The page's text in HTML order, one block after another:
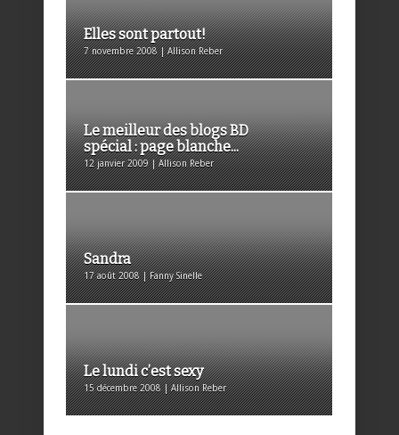
Elles sont partout!
7 novembre 2008 | Allison Reber
Le meilleur des blogs BD
spécial : page blanche...
12 janvier 2009 | Allison Reber
Sandra
17 août 2008 | Fanny Sinelle
Le lundi c’est sexy
15 décembre 2008 | Allison Reber